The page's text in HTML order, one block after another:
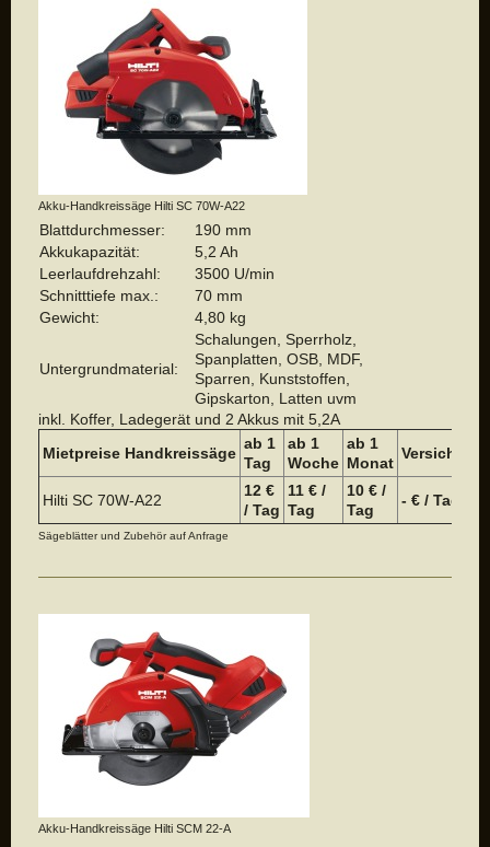
Akku-Handkreissäge Hilti SC 70W-A22
Blattdurchmesser:
190 mm
Akkukapazität:
5,2 Ah
Leerlaufdrehzahl:
3500 U/min
Schnitttiefe max.:
70 mm
Gewicht:
4,80 kg
Untergrundmaterial:
Schalungen, Sperrholz,
Spanplatten, OSB, MDF,
Sparren, Kunststoffen,
Gipskarton, Latten uvm
inkl. Koffer, Ladegerät und 2 Akkus mit 5,2A
Mietpreise Handkreissäge
ab 1
Tag
ab 1
Woche
ab 1
Monat
Hilti SC 70W-A22
12 €
/ Tag
11 € /
Tag
10 € /
Tag
- € / Tag
Sägeblätter und Zubehör auf Anfrage
Akku-Handkreissäge Hilti SCM 22-A